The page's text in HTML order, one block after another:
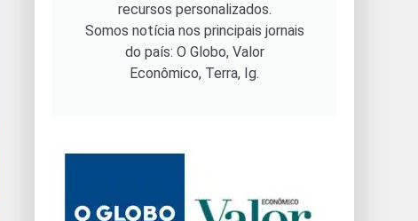
recursos personalizados.
Somos notícia nos principais jornais
do país: O Globo, Valor
Econômico, Terra, Ig.